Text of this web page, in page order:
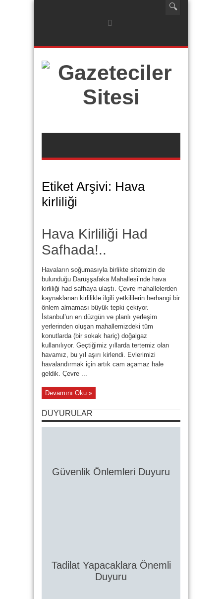
Etiket Arşivi: Hava
kirliliği
Hava Kirliliği Had
Safhada!..
Havaların soğumasıyla birlikte sitemizin de
bulunduğu Darüşşafaka Mahallesi’nde hava
kirliliği had safhaya ulaştı. Çevre mahallelerden
kaynaklanan kirlilikle ilgili yetkililerin herhangi bir
önlem almaması büyük tepki çekiyor.
İstanbul’un en düzgün ve planlı yerleşim
yerlerinden oluşan mahallemizdeki tüm
konutlarda (bir sokak hariç) doğalgaz
kullanılıyor. Geçtiğimiz yıllarda tertemiz olan
havamız, bu yıl aşırı kirlendi. Evlerimizi
havalandırmak için artık cam açamaz hale
geldik. Çevre ...
Devamını Oku »
DUYURULAR
Güvenlik Önlemleri Duyuru
Tadilat Yapacaklara Önemli
Duyuru